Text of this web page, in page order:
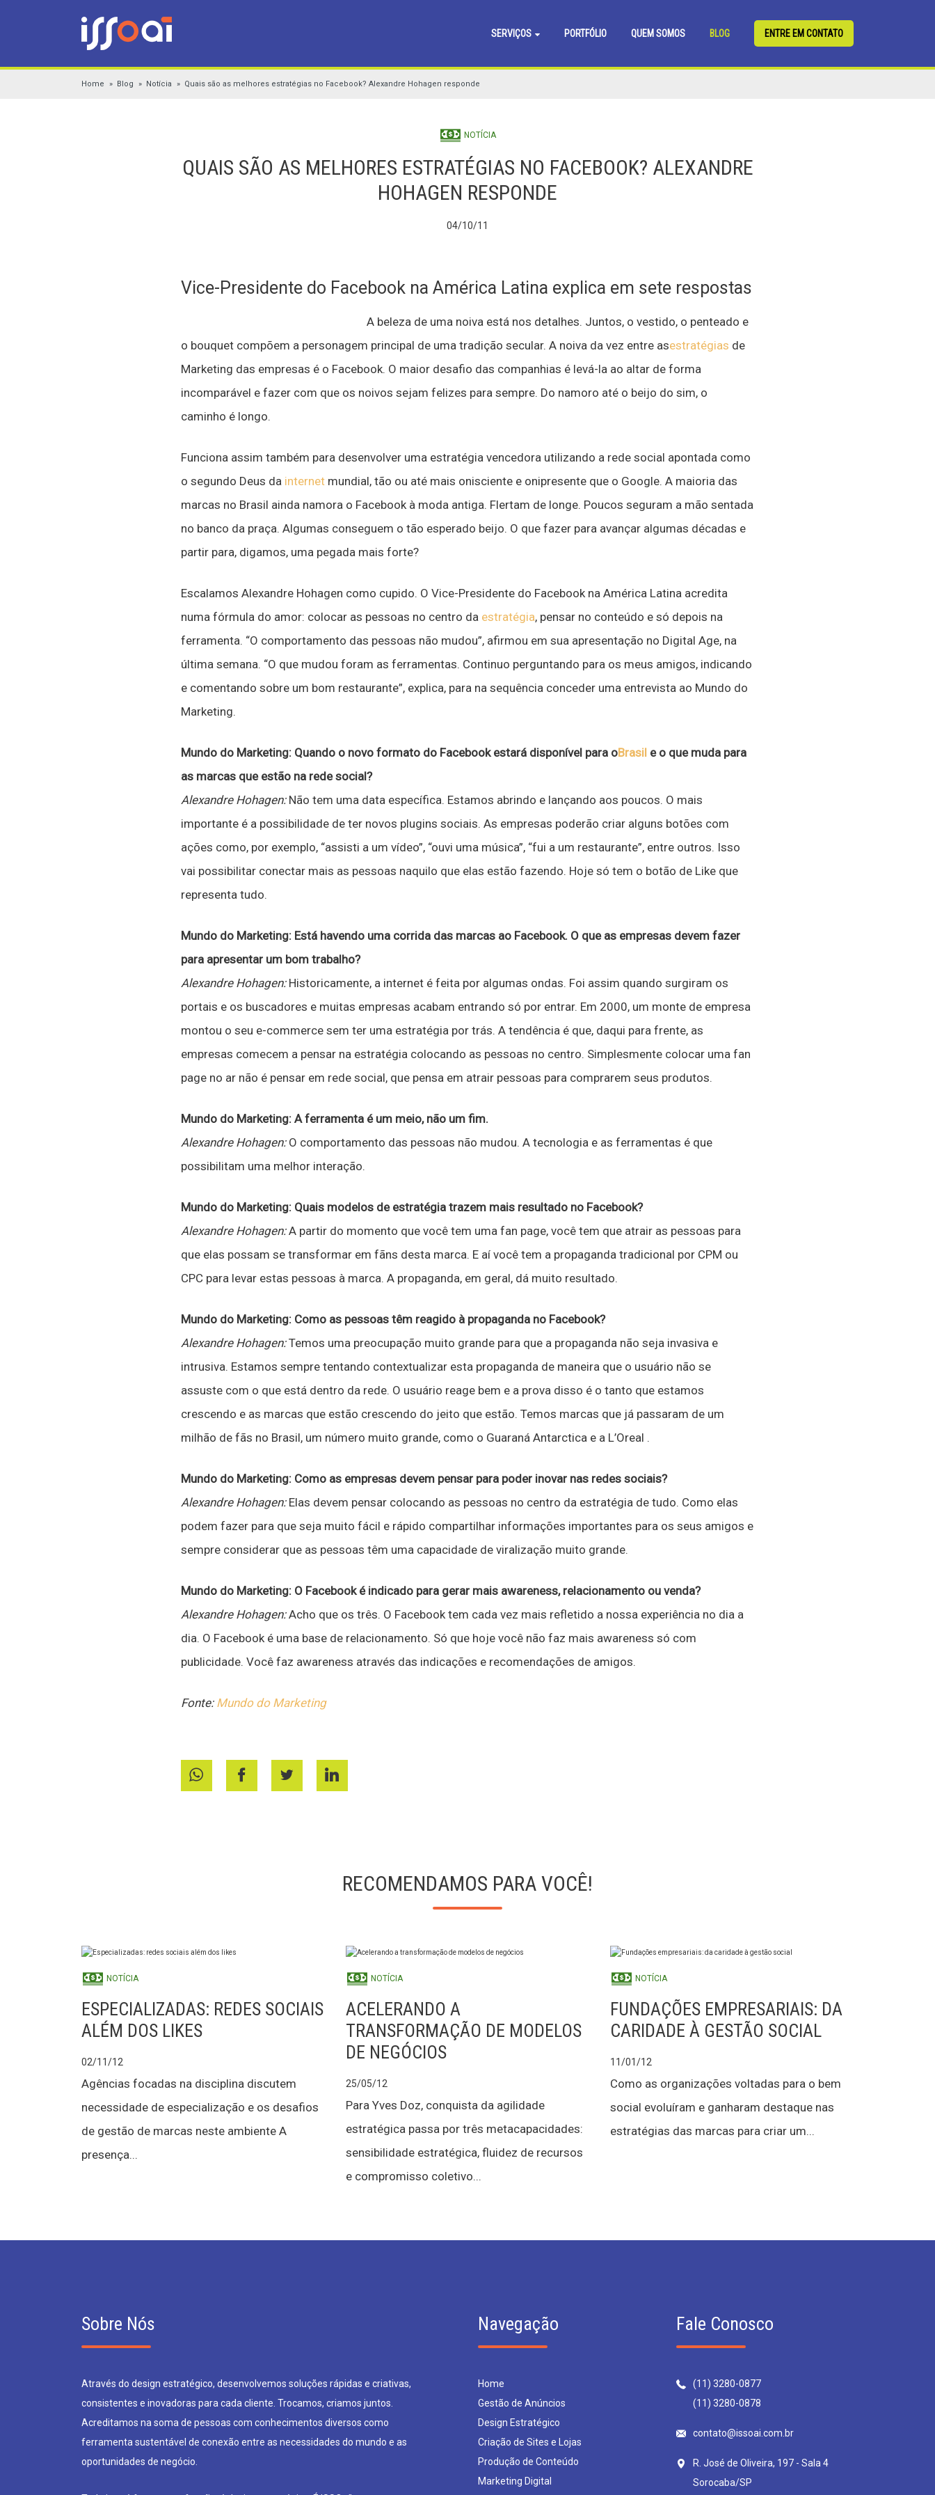
SERVIÇOS PORTFÓLIO QUEM SOMOS BLOG ENTRE EM CONTATO
Home Blog Notícia Quais são as melhores estratégias no Facebook? Alexandre Hohagen responde
NOTÍCIA
QUAIS SÃO AS MELHORES ESTRATÉGIAS NO FACEBOOK? ALEXANDRE
HOHAGEN RESPONDE
04/10/11
Vice-Presidente do Facebook na América Latina explica em sete respostas
A beleza de uma noiva está nos detalhes. Juntos, o vestido, o penteado e
o bouquet compõem a personagem principal de uma tradição secular. A noiva da vez entre asestratégias de
Marketing das empresas é o Facebook. O maior desafio das companhias é levá-la ao altar de forma
incomparável e fazer com que os noivos sejam felizes para sempre. Do namoro até o beijo do sim, o
caminho é longo.
Funciona assim também para desenvolver uma estratégia vencedora utilizando a rede social apontada como
o segundo Deus da internetmundial, tão ou até mais onisciente e onipresente que o Google. A maioria das
marcas no Brasil ainda namora o Facebook à moda antiga. Flertam de longe. Poucos seguram a mão sentada
no banco da praça. Algumas conseguem o tão esperado beijo. O que fazer para avançar algumas décadas e
partir para, digamos, uma pegada mais forte?
Escalamos Alexandre Hohagen como cupido. O Vice-Presidente do Facebook na América Latina acredita
numa fórmula do amor: colocar as pessoas no centro da estratégia, pensar no conteúdo e só depois na
ferramenta. “O comportamento das pessoas não mudou”, afirmou em sua apresentação no Digital Age, na
última semana. “O que mudou foram as ferramentas. Continuo perguntando para os meus amigos, indicando
e comentando sobre um bom restaurante”, explica, para na sequência conceder uma entrevista ao Mundo do
Marketing.
Mundo do Marketing: Quando o novo formato do Facebook estará disponível para oBrasil e o que muda para
as marcas que estão na rede social?
Alexandre Hohagen: Não tem uma data específica. Estamos abrindo e lançando aos poucos. O mais
importante é a possibilidade de ter novos plugins sociais. As empresas poderão criar alguns botões com
ações como, por exemplo, “assisti a um vídeo”, “ouvi uma música”, “fui a um restaurante”, entre outros. Isso
vai possibilitar conectar mais as pessoas naquilo que elas estão fazendo. Hoje só tem o botão de Like que
representa tudo.
Mundo do Marketing: Está havendo uma corrida das marcas ao Facebook. O que as empresas devem fazer
para apresentar um bom trabalho?
Alexandre Hohagen: Historicamente, a internet é feita por algumas ondas. Foi assim quando surgiram os
portais e os buscadores e muitas empresas acabam entrando só por entrar. Em 2000, um monte de empresa
montou o seu e-commerce sem ter uma estratégia por trás. A tendência é que, daqui para frente, as
empresas comecem a pensar na estratégia colocando as pessoas no centro. Simplesmente colocar uma fan
page no ar não é pensar em rede social, que pensa em atrair pessoas para comprarem seus produtos.
Mundo do Marketing: A ferramenta é um meio, não um fim.
Alexandre Hohagen:O comportamento das pessoas não mudou. A tecnologia e as ferramentas é que
possibilitam uma melhor interação.
Mundo do Marketing: Quais modelos de estratégia trazem mais resultado no Facebook?
Alexandre Hohagen:A partir do momento que você tem uma fan page, você tem que atrair as pessoas para
que elas possam se transformar em fãns desta marca. E aí você tem a propaganda tradicional por CPM ou
CPC para levar estas pessoas à marca. A propaganda, em geral, dá muito resultado.
Mundo do Marketing: Como as pessoas têm reagido à propaganda no Facebook?
Alexandre Hohagen:Temos uma preocupação muito grande para que a propaganda não seja invasiva e
intrusiva. Estamos sempre tentando contextualizar esta propaganda de maneira que o usuário não se
assuste com o que está dentro da rede. O usuário reage bem e a prova disso é o tanto que estamos
crescendo e as marcas que estão crescendo do jeito que estão. Temos marcas que já passaram de um
milhão de fãs no Brasil, um número muito grande, como o Guaraná Antarctica e a L’Oreal .
Mundo do Marketing: Como as empresas devem pensar para poder inovar nas redes sociais?
Alexandre Hohagen: Elas devem pensar colocando as pessoas no centro da estratégia de tudo. Como elas
podem fazer para que seja muito fácil e rápido compartilhar informações importantes para os seus amigos e
sempre considerar que as pessoas têm uma capacidade de viralização muito grande.
Mundo do Marketing: O Facebook é indicado para gerar mais awareness, relacionamento ou venda?
Alexandre Hohagen:Acho que os três. O Facebook tem cada vez mais refletido a nossa experiência no dia a
dia. O Facebook é uma base de relacionamento. Só que hoje você não faz mais awareness só com
publicidade. Você faz awareness através das indicações e recomendações de amigos.
Fonte: Mundo do Marketing
RECOMENDAMOS PARA VOCÊ!
NOTÍCIA
ESPECIALIZADAS: REDES SOCIAIS
ALÉM DOS LIKES
02/11/12
Agências focadas na disciplina discutem
necessidade de especialização e os desafios
de gestão de marcas neste ambiente A
presença...
NOTÍCIA
ACELERANDO A
TRANSFORMAÇÃO DE MODELOS
DE NEGÓCIOS
25/05/12
Para Yves Doz, conquista da agilidade
estratégica passa por três metacapacidades:
sensibilidade estratégica, fluidez de recursos
e compromisso coletivo...
NOTÍCIA
FUNDAÇÕES EMPRESARIAIS: DA
CARIDADE À GESTÃO SOCIAL
11/01/12
Como as organizações voltadas para o bem
social evoluíram e ganharam destaque nas
estratégias das marcas para criar um...
Sobre Nós
Através do design estratégico, desenvolvemos soluções rápidas e criativas,
consistentes e inovadoras para cada cliente. Trocamos, criamos juntos.
Acreditamos na soma de pessoas com conhecimentos diversos como
ferramenta sustentável de conexão entre as necessidades do mundo e as
oportunidades de negócio.
Navegação
Home
Gestão de Anúncios
Design Estratégico
Criação de Sites e Lojas
Produção de Conteúdo
Marketing Digital
Fale Conosco
(11) 3280-0877
(11) 3280-0878
contato@issoai.com.br
R. José de Oliveira, 197 - Sala 4
Sorocaba/SP